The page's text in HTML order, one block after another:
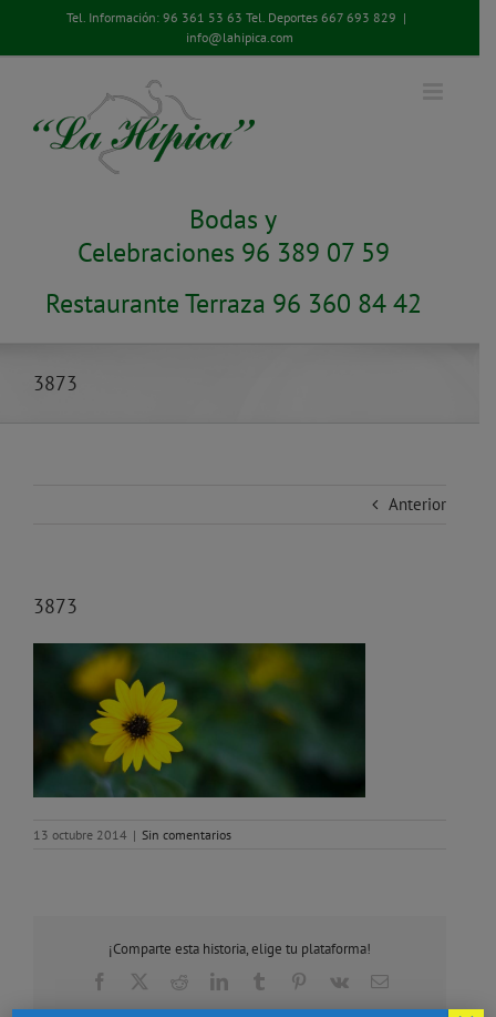
contenido
Tel. Información: 96 361 53 63 Tel. Deportes 667 693 829 |
info@lahipica.com
Bodas y
Celebraciones 96 389 07 59
Restaurante Terraza 96 360 84 42
3873
Anterior
3873
13 octubre 2014 | Sin comentarios
¡Comparte esta historia, elige tu plataforma!
Facebook RedditLinkedInTumblr Pinterest
Vk
Correo